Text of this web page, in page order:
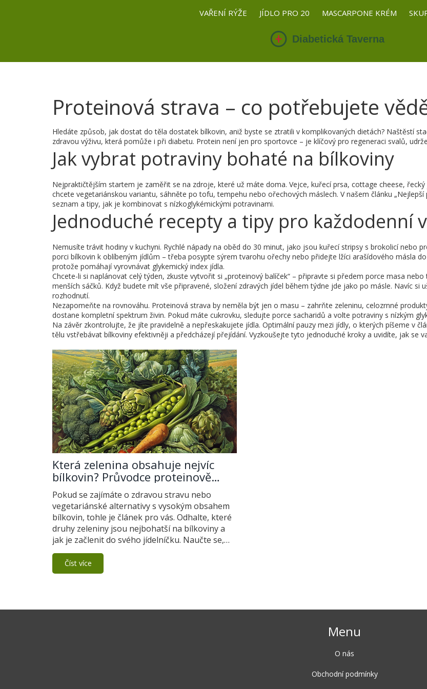
VAŘENÍ RÝŽE JÍDLO PRO 20 MASCARPONE KRÉM
Proteinová strava – co potřebujete
Hledáte způsob, jak dostat do těla dostatek bílkovin, aniž byste se ztratili v komplikovaných dietách? Naštěstí
zdravou výživu, která pomůže i při diabetu. Protein není jen pro sportovce – je klíčový pro regeneraci svalů,
Jak vybrat potraviny bohaté na bílkoviny
Nejpraktičtějším startem je zaměřit se na zdroje, které už máte doma. Vejce, kuřecí prsa, cottage cheese,
chcete vegetariánskou variantu, sáhněte po tofu, tempehu nebo ořechových máslech. V našem článku
seznam a tipy, jak je kombinovat s nízkoglykémickými potravinami.
Jednoduché recepty a tipy pro každodenní
Nemusíte trávit hodiny v kuchyni. Rychlé nápady na oběd do 30 minut, jako jsou kuřecí stripsy s brokolicí nebo
porci bílkovin k oblíbeným jídlům – třeba posypte sýrem tvarohu ořechy nebo přidejte lžíci arašídového másla
protože pomáhají vyrovnávat glykemický index jídla.
Chcete-li si naplánovat celý týden, zkuste vytvořit si „proteinový balíček“ – připravte si předem porce masa
menších sáčků. Když budete mít vše připravené, složení zdravých jídel během týdne jde jako po másle. Navíc si
rozhodnutí.
Nezapomeňte na rovnováhu. Proteinová strava by neměla být jen o masu – zahrňte zeleninu, celozrnné
dostane kompletní spektrum živin. Pokud máte cukrovku, sledujte porce sacharidů a volte potraviny s nízkým
Na závěr zkontrolujte, že jíte pravidelně a nepřeskakujete jídla. Optimální pauzy mezi jídly, o kterých píšeme v
tělu vstřebávat bílkoviny efektivněji a předcházejí přejídání. Vyzkoušejte tyto jednoduché kroky a uvidíte, jak se
Která zelenina obsahuje nejvíc
bílkovin? Průvodce proteinově
bohatou stravou
Pokud se zajímáte o zdravou stravu nebo
vegetariánské alternativy s vysokým obsahem
bílkovin, tohle je článek pro vás. Odhalte, které
druhy zeleniny jsou nejbohatší na bílkoviny a
jak je začlenit do svého jídelníčku. Naučte se,
jak kombinovat různé potraviny pro dosažení
vyváženého příjmu bílkovin, a přečtěte si tipy,
jak maximálně využít výhod bílkovin z rostlin.
Číst více
Menu
O nás
Obchodní podmínky